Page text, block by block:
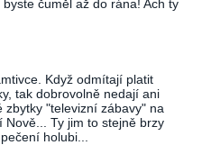
čuměl až do rána! Ach ty
Když odmítají platit
tak dobrovolně nedají ani
"televizní zábavy" na
Ty jim to stejně brzy
holubi...